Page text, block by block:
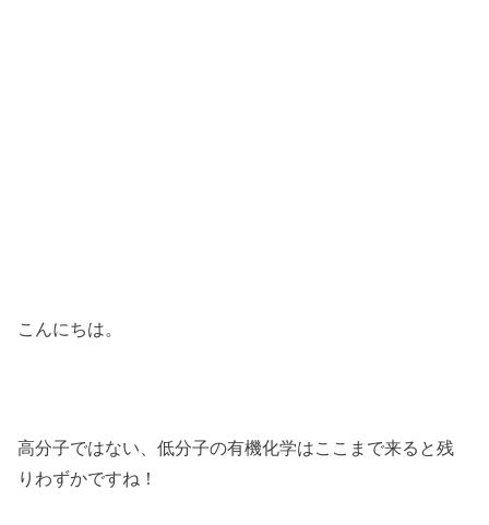
こんにちは。
高分子ではない、低分子の有機化学はここまで来ると残
りわずかですね！